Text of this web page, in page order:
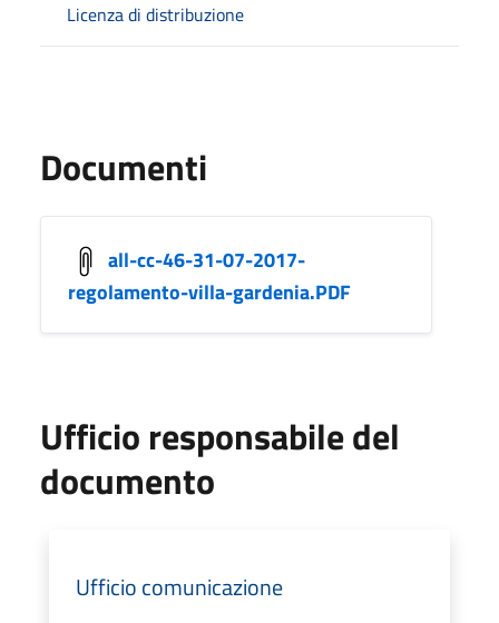
Licenza di distribuzione
Documenti
all-cc-46-31-07-2017-
regolamento-villa-gardenia.PDF
Ufficio responsabile del
documento
Ufficio comunicazione